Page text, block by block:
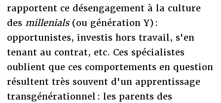
rapportent ce désengagement à la culture
des millenials (ou génération Y) :
opportunistes, investis hors travail, s'en
tenant au contrat, etc. Ces spécialistes
oublient que ces comportements en question
résultent très souvent d'un apprentissage
transgénérationnel : les parents des